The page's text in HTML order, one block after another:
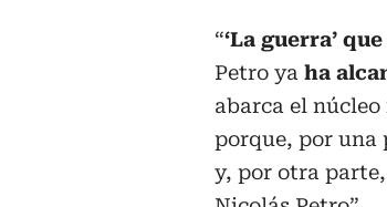
“‘La guerra’
Petro ya ha
abarca el
porque, por una
y, por otra